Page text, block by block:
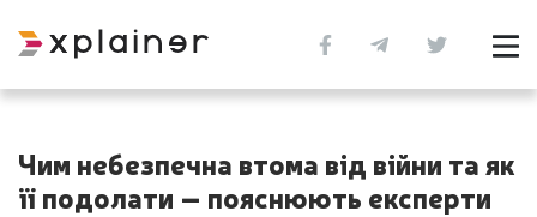
Чим небезпечна втома від війни та як
її подолати – пояснюють експерти